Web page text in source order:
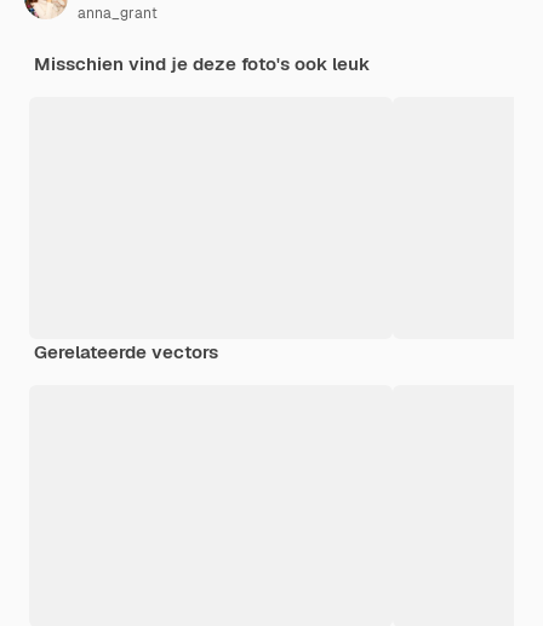
anna_grant
Misschien vind je deze foto's ook leuk
Gerelateerde vectors